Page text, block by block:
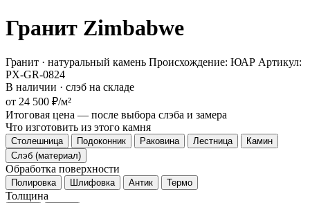
Гранит Zimbabwe
Гранит · натуральный камень Происхождение: ЮАР Артикул:
PX-GR-0824
В наличии · слэб на складе
от 24 500 ₽/м²
Итоговая цена — после выбора слэба и замера
Что изготовить из этого камня
Столешница Подоконник Раковина Лестница
Камин
Слэб (материал)
Обработка поверхности
Полировка Шлифовка Антик Термо
Толщина